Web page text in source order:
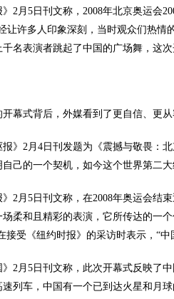
》2月5日刊文称，2008年北京奥运会
让许多人印象深刻，当时观众们热情
名表演者跳起了中国的广场舞，这
开幕式背后，外媒看到了更自信、更
报》2月4日刊发题为《震撼与敬畏：
己的一个契机，如今这个世界第二
》2月5日刊文称，在2008年奥运会
柔和且精彩的表演，它所传达的一
接受《纽约时报》的采访时表示，“
》2月5日刊文称，此次开幕式反映了
列车，中国有一个已到达火星和月